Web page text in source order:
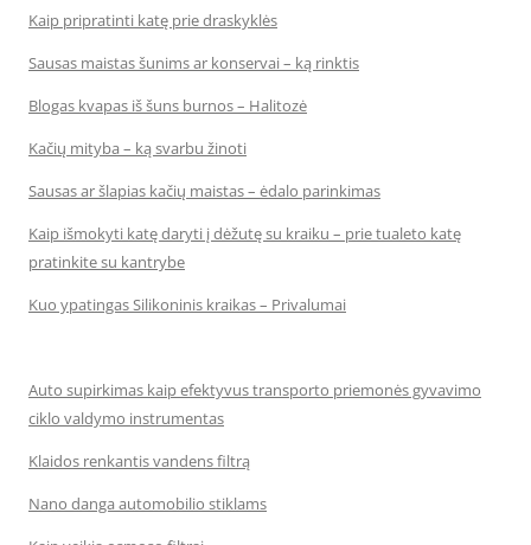
Kaip pripratinti katę prie draskyklės
Sausas maistas šunims ar konservai – ką rinktis
Blogas kvapas iš šuns burnos – Halitozė
Kačių mityba – ką svarbu žinoti
Sausas ar šlapias kačių maistas – ėdalo parinkimas
Kaip išmokyti katę daryti į dėžutę su kraiku – prie tualeto katę
pratinkite su kantrybe
Kuo ypatingas Silikoninis kraikas – Privalumai
Auto supirkimas kaip efektyvus transporto priemonės gyvavimo
ciklo valdymo instrumentas
Klaidos renkantis vandens filtrą
Nano danga automobilio stiklams